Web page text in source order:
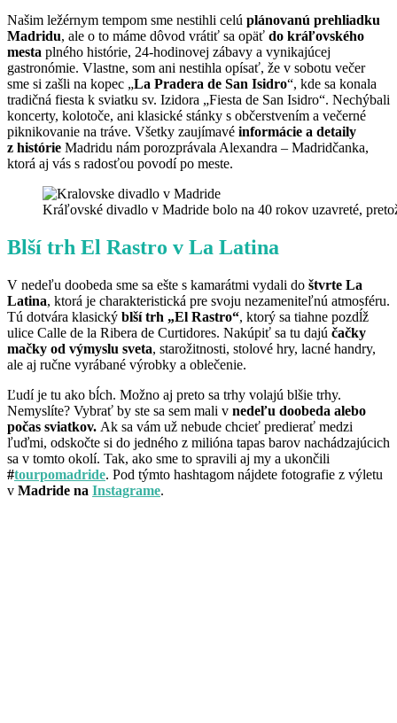
Našim ležérnym tempom sme nestihli celú plánovanú prehliadku
Madridu, ale o to máme dôvod vrátiť sa opäť do kráľovského
mesta plného histórie, 24-hodinovej zábavy a vynikajúcej
gastronómie. Vlastne, som ani nestihla opísať, že v sobotu večer
sme si zašli na kopec „La Pradera de San Isidro“, kde sa konala
tradičná fiesta k sviatku sv. Izidora „Fiesta de San Isidro“. Nechýbali
koncerty, kolotoče, ani klasické stánky s občerstvením a večerné
piknikovanie na tráve. Všetky zaujímavé informácie a detaily
z histórie Madridu nám porozprávala Alexandra – Madridčanka,
ktorá aj vás s radosťou povodí po meste.
Kráľovské divadlo v Madride bolo na 40 rokov uzavreté,
Blší trh El Rastro v La Latina
V nedeľu doobeda sme sa ešte s kamarátmi vydali do štvrte La
Latina, ktorá je charakteristická pre svoju nezameniteľnú atmosféru.
Tú dotvára klasický blší trh „El Rastro“, ktorý sa tiahne pozdĺž
ulice Calle de la Ribera de Curtidores. Nakúpiť sa tu dajú čačky
mačky od výmyslu sveta, starožitnosti, stolové hry, lacné handry,
ale aj ručne vyrábané výrobky a oblečenie.
Ľudí je tu ako bĺch. Možno aj preto sa trhy volajú blšie trhy.
Nemyslíte? Vybrať by ste sa sem mali v nedeľu doobeda alebo
počas sviatkov. Ak sa vám už nebude chcieť predierať medzi
ľuďmi, odskočte si do jedného z milióna tapas barov nachádzajúcich
sa v tomto okolí. Tak, ako sme to spravili aj my a ukončili
#tourpomadride. Pod týmto hashtagom nájdete fotografie z výletu
v Madride na Instagrame.